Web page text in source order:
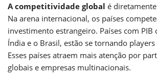
A competitividade global é
Na arena internacional, os países
investimento estrangeiro. Países com PIB
Índia e o Brasil, estão se tornando
Esses países atraem mais atenção por
globais e empresas multinacionais.